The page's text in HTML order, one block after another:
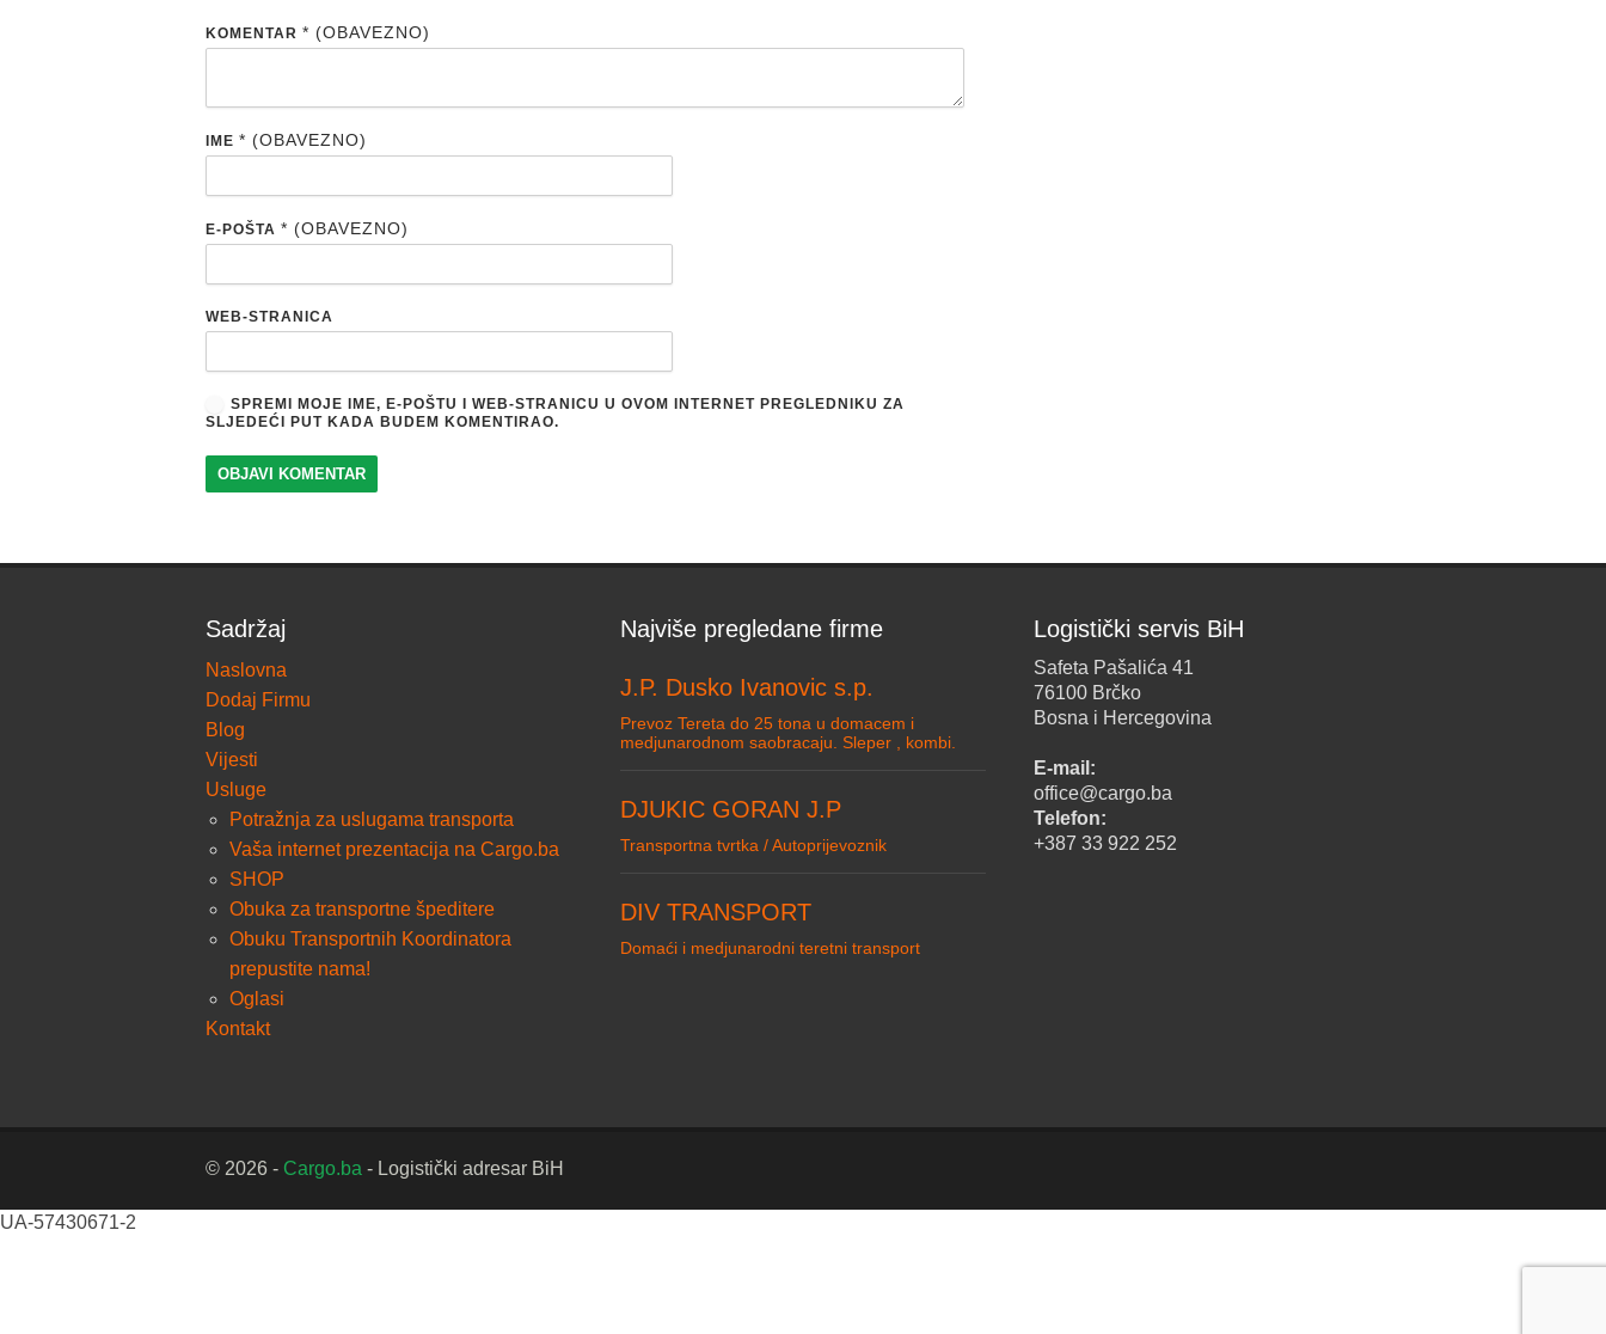
KOMENTAR * (OBAVEZNO)
IME * (OBAVEZNO)
E-POŠTA * (OBAVEZNO)
WEB-STRANICA
SPREMI MOJE IME, E-POŠTU I WEB-STRANICU U OVOM INTERNET PREGLEDNIKU ZA
SLJEDEĆI PUT KADA BUDEM KOMENTIRAO.
Sadržaj
Naslovna
Dodaj Firmu
Blog
Vijesti
Usluge
Potražnja za uslugama transporta
Vaša internet prezentacija na Cargo.ba
SHOP
Obuka za transportne špeditere
Obuku Transportnih Koordinatora
prepustite nama!
Oglasi
Kontakt
Najviše pregledane firme
J.P. Dusko Ivanovic s.p.
Prevoz Tereta do 25 tona u domacem i
medjunarodnom saobracaju. Sleper , kombi.
DJUKIC GORAN J.P
Transportna tvrtka / Autoprijevoznik
DIV TRANSPORT
Domaći i medjunarodni teretni transport
Logistički servis BiH
Safeta Pašalića 41
76100 Brčko
Bosna i Hercegovina
E-mail:
office@cargo.ba
Telefon:
+387 33 922 252
© 2026 - Cargo.ba - Logistički adresar BiH
UA-57430671-2